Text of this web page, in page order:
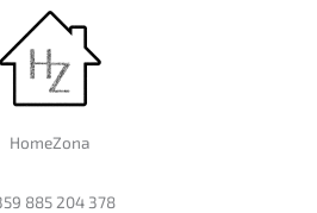
HomeZona
885 204 378